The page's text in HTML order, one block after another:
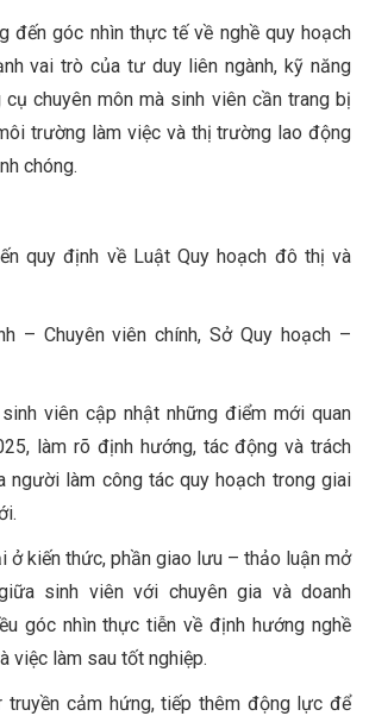
đến góc nhìn thực tế về nghề quy hoạch
vai trò của tư duy liên ngành, kỹ năng
chuyên môn mà sinh viên cần trang bị
trường làm việc và thị trường lao động
chóng.
quy định về Luật Quy hoạch đô thị và
– Chuyên viên chính, Sở Quy hoạch –
viên cập nhật những điểm mới quan
làm rõ định hướng, tác động và trách
người làm công tác quy hoạch trong giai
ở kiến thức, phần giao lưu – thảo luận mở
sinh viên với chuyên gia và doanh
góc nhìn thực tiễn về định hướng nghề
việc làm sau tốt nghiệp.
truyền cảm hứng, tiếp thêm động lực để